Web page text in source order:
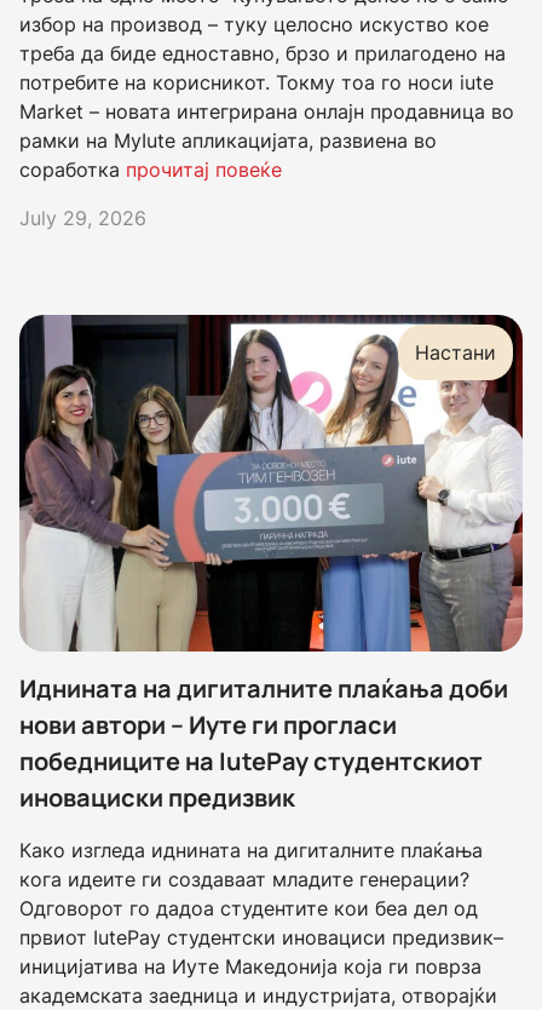
избор на производ – туку целосно искуство кое
треба да биде едноставно, брзо и прилагодено на
потребите на корисникот. Токму тоа го носи iute
Market – новата интегрирана онлајн продавница во
рамки на MyIute апликацијата, развиена во
соработка прочитај повеќе
July 29, 2026
Иднината на дигиталните плаќања доби
нови автори – Иуте ги прогласи
победниците на IutePay студентскиот
иновациски предизвик
Како изгледа иднината на дигиталните плаќања
кога идеите ги создаваат младите генерации?
Одговорот го дадоа студентите кои беа дел од
првиот IutePay студентски иновациси предизвик–
иницијатива на Иуте Македонија која ги поврза
академската заедница и индустријата, отворајќи
Настани